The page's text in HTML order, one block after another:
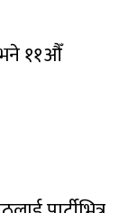
भने ११औँ